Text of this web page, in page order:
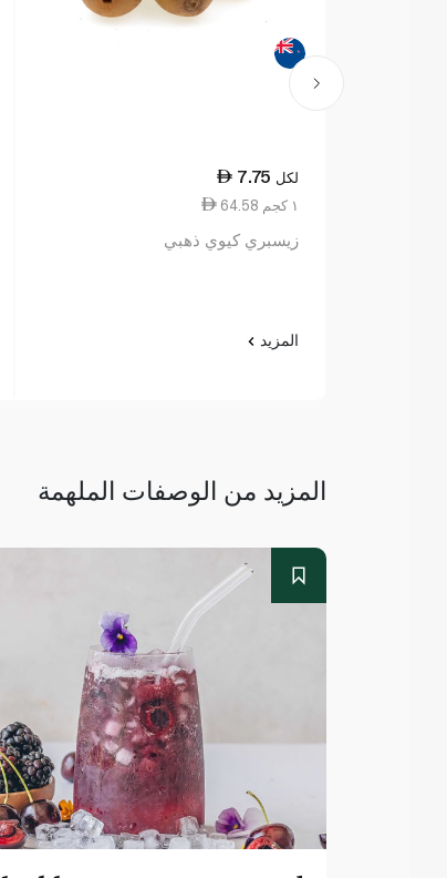
7.75 لكل
64.58 ١ كجم
زيسبري كيوي ذهبي
المزيد
المزيد من الوصفات الملهمة